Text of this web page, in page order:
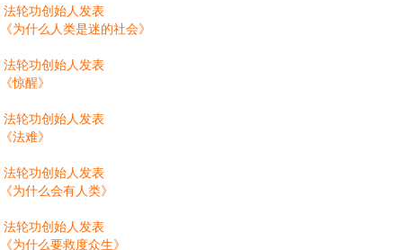
法轮功创始人发表
《为什么人类是迷的社会》
法轮功创始人发表
《惊醒》
法轮功创始人发表
《法难》
法轮功创始人发表
《为什么会有人类》
法轮功创始人发表
《为什么要救度众生》